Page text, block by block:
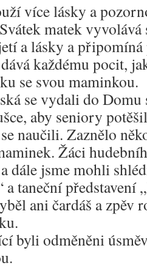
více lásky a
matek vyvolává
a lásky a
každému pocit,
se svou maminkou.
se vydali do Domu
aby seniory
naučili. Zaznělo
Žáci
dále jsme mohli
taneční představení
ani čardáš a zpěv
byli odměněni